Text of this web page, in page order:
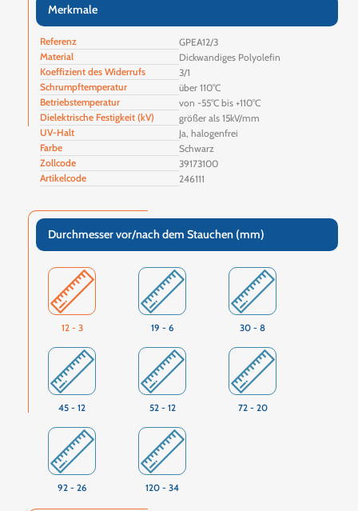
Merkmale
Referenz
GPEA12/3
Material
Dickwandiges Polyolefin
Koeffizient des Widerrufs
3/1
Schrumpftemperatur
über 110°C
Betriebstemperatur
von -55°C bis +110°C
Dielektrische Festigkeit (kV)
größer als 15kV/mm
UV-Halt
Ja, halogenfrei
Farbe
Schwarz
Zollcode
39173100
Artikelcode
246111
Durchmesser vor/nach dem Stauchen (mm)
12 - 3 19 - 6 30 - 8
45 - 12 52 - 12 72 - 20
92 - 26 120 - 34